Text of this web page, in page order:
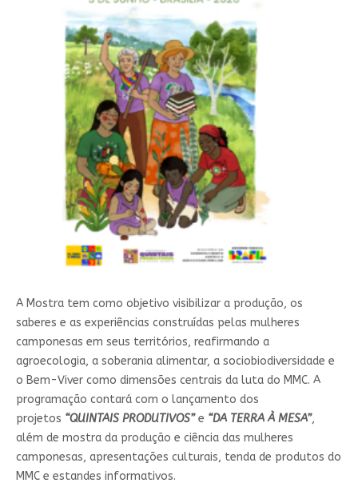
A Mostra tem como objetivo visibilizar a produção, os
saberes e as experiências construídas pelas mulheres
camponesas em seus territórios, reafirmando a
agroecologia, a soberania alimentar, a sociobiodiversidade e
o Bem-Viver como dimensões centrais da luta do MMC. A
programação contará com o lançamento dos
projetos “QUINTAIS PRODUTIVOS”e “DA TERRA À MESA”,
além de mostra da produção e ciência das mulheres
camponesas, apresentações culturais, tenda de produtos do
MMC e estandes informativos.